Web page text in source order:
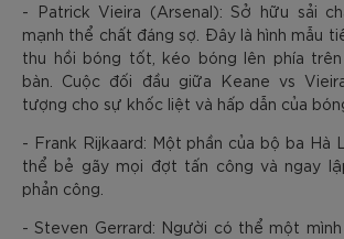
- Patrick Vieira (Arsenal): Sở hữu sải
mạnh thể chất đáng sợ. Đây là hình mẫu
thu hồi bóng tốt, kéo bóng lên phía
bàn. Cuộc đối đầu giữa Keane vs
tượng cho sự khốc liệt và hấp dẫn của
- Frank Rijkaard: Một phần của bộ ba Hà
thể bẻ gãy mọi đợt tấn công và ngay
phản công.
- Steven Gerrard: Người có thể một mình